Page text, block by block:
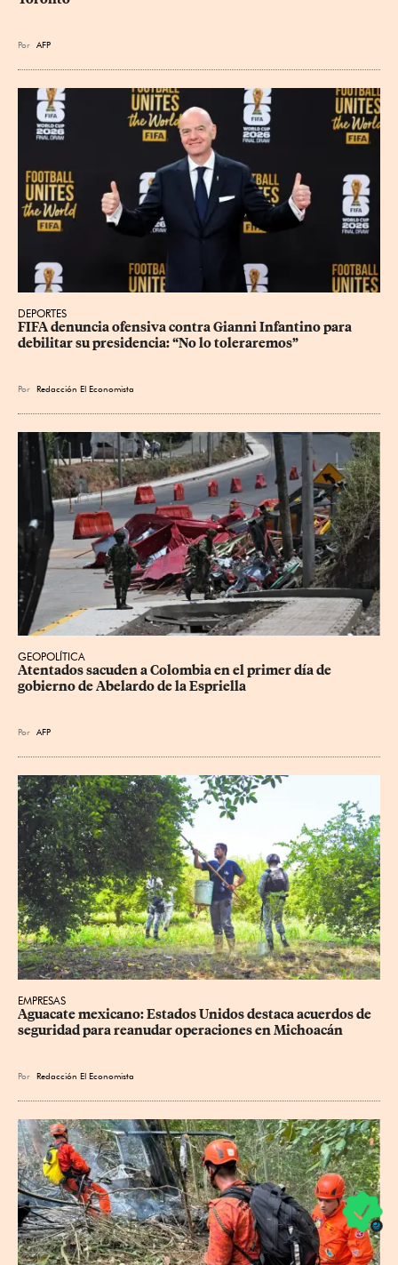
Por AFP
DEPORTES
FIFA denuncia ofensiva contra Gianni Infantino para
debilitar su presidencia: “No lo toleraremos”
Por Redacción El Economista
GEOPOLÍTICA
Atentados sacuden a Colombia en el primer día de
gobierno de Abelardo de la Espriella
Por AFP
EMPRESAS
Aguacate mexicano: Estados Unidos destaca acuerdos de
seguridad para reanudar operaciones en Michoacán
Por Redacción El Economista